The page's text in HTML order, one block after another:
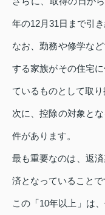
年の12月31日まで引
なお、勤務や修学な
する家族がその住宅
ているものとして取り
次に、控除の対象と
件があります。
最も重要なのは、返
済となっていることで
この「10年以上」は